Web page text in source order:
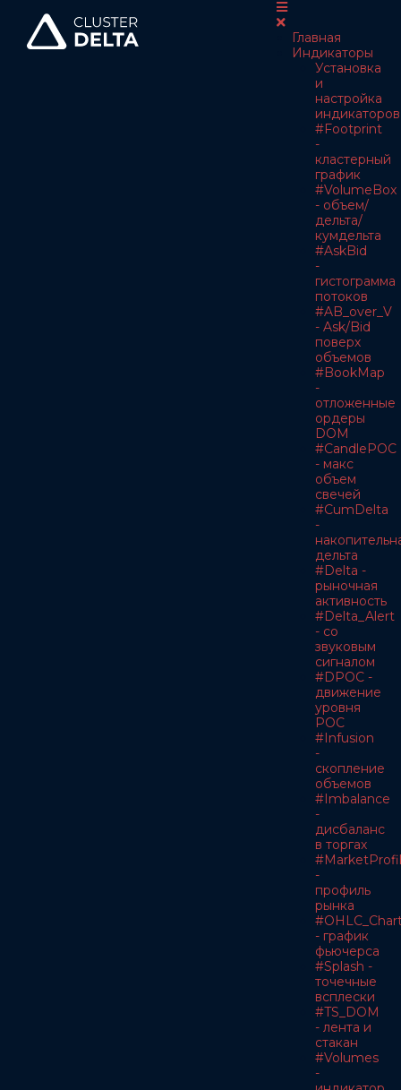
Главная
Индикаторы
Установка
и
настройка
индикаторов
#Footprint
-
кластерный
график
#VolumeBox
- объем/
дельта/
кумдельта
#AskBid
-
гистограмма
потоков
#AB_over_V
- Ask/Bid
поверх
объемов
#BookMap
-
отложенные
ордеры
DOM
#CandlePOC
- макс
объем
свечей
#CumDelta
-
дельта
#Delta -
рыночная
активность
#Delta_Alert
- со
звуковым
сигналом
#DPOC -
движение
уровня
POC
#Infusion
-
скопление
объемов
#Imbalance
-
дисбаланс
в торгах
-
профиль
рынка
- график
фьючерса
#Splash -
точечные
всплески
#TS_DOM
- лента и
стакан
#Volumes
-